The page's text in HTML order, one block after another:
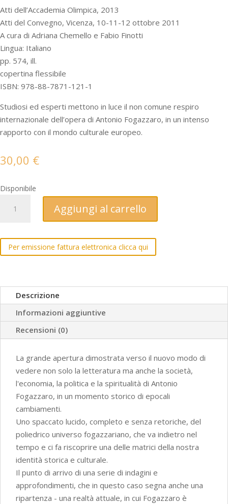
Atti dell’Accademia Olimpica, 2013
Atti del Convegno, Vicenza, 10-11-12 ottobre 2011
A cura di Adriana Chemello e Fabio Finotti
Lingua: Italiano
pp. 574, ill.
copertina flessibile
ISBN: 978-88-7871-121-1
Studiosi ed esperti mettono in luce il non comune respiro
internazionale dell’opera di Antonio Fogazzaro, in un intenso
rapporto con il mondo culturale europeo.
30,00 €
Disponibile
quantità
Aggiungi al carrello
Per emissione fattura elettronica clicca qui
Descrizione
Informazioni aggiuntive
Recensioni (0)
La grande apertura dimostrata verso il nuovo modo di
vedere non solo la letteratura ma anche la società,
l'economia, la politica e la spiritualità di Antonio
Fogazzaro, in un momento storico di epocali
cambiamenti.
Uno spaccato lucido, completo e senza retoriche, del
poliedrico universo fogazzariano, che va indietro nel
tempo e ci fa riscoprire una delle matrici della nostra
identità storica e culturale.
Il punto di arrivo di una serie di indagini e
approfondimenti, che in questo caso segna anche una
ripartenza - una realtà attuale, in cui Fogazzaro è